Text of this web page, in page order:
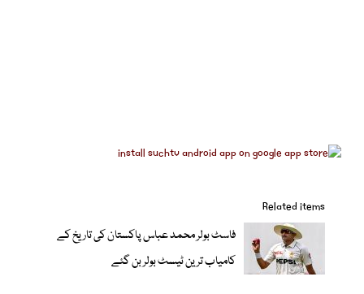
Related items
فاسٹ بولر محمد عباس پاکستان کی تاریخ کے
کامیاب ترین ٹیسٹ بولر بن گئے